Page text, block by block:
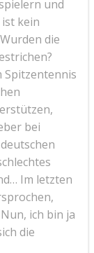
und
kein
die
Spitzentennis
bei
Im letzten
ich bin ja
die